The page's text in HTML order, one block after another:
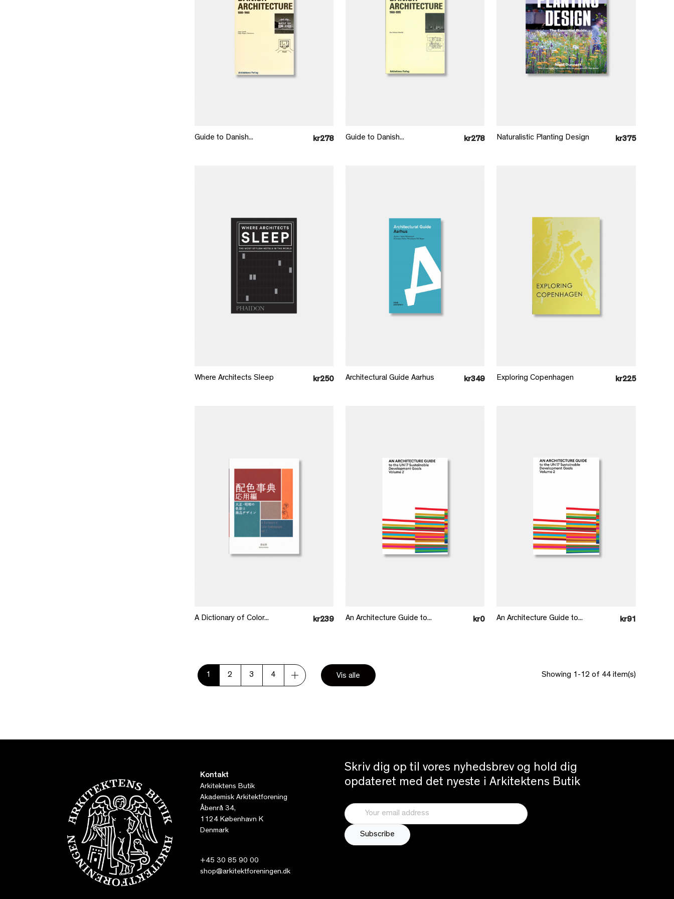
Guide to Danish... kr278 Guide to Danish... kr278 Naturalistic Planting Design kr375
Where Architects Sleep kr250 Architectural Guide Aarhus kr349 Exploring Copenhagen kr225
A Dictionary of Color... kr239 An Architecture Guide to... kr0 An Architecture Guide to... kr91
1 2 3 4 Vis alle Showing 1-12 of 44 item(s)
Kontakt
Arkitektens Butik
Akademisk Arkitektforening
Åbenrå 34,
1124 København K
Denmark
+45 30 85 90 00
shop@arkitektforeningen.dk
Skriv dig op til vores nyhedsbrev og hold dig
opdateret med det nyeste i Arkitektens Butik